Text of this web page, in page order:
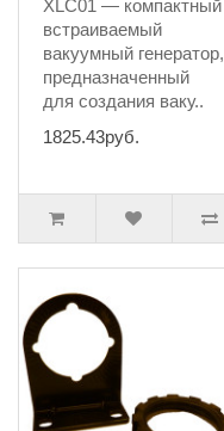
XLC01 — компактный
встраиваемый
вакуумный генератор,
предназначенный
для создания ваку..
1825.43руб.